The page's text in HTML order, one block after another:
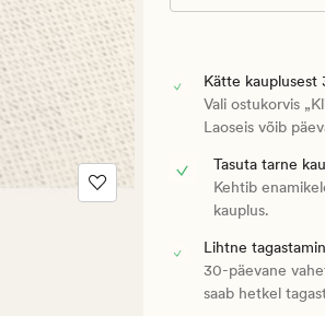
Kätte kauplusest
Vali ostukorvis
Laoseis võib
Tasuta tarne
Kehtib
kauplus.
Lihtne
30-päevane
saab hetkel